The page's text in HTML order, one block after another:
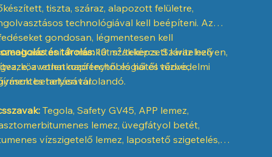
tiszta, száraz, alapozott felületre,
technológiával kell beépíteni. Az
gondosan, légmentesen kell
A munkát szakképzett kivitelező
a vonatkozó technológiai és tűzvédelmi
betartásával.
és tárolás:10 m²/tekercs. Száraz helyen,
közvetlen napfénytől és hőtől védve,
helyen tárolandó.
Tegola, Safety GV45, APP lemez,
lemez, üvegfátyol betét,
vízszigetelő lemez, lapostető szigetelés,